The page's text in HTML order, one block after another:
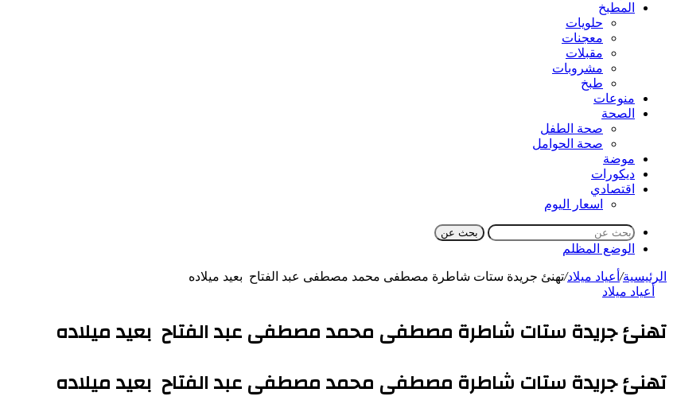
المطبخ
حلويات
معجنات
مقبلات
مشروبات
طبخ
منوعات
الصحة
صحة الطفل
صحة الحوامل
موضة
ديكورات
اقتصادي
اسعار اليوم
بحث عن
الوضع المظلم
الرئيسية/ أعياد ميلاد/تهنئ جريدة ستات شاطرة مصطفى محمد مصطفى عبد الفتاح بعيد ميلاده
أعياد ميلاد
تهنئ جريدة ستات شاطرة مصطفى محمد مصطفى عبد الفتاح بعيد ميلاده
تهنئ جريدة ستات شاطرة مصطفى محمد مصطفى عبد الفتاح بعيد ميلاده